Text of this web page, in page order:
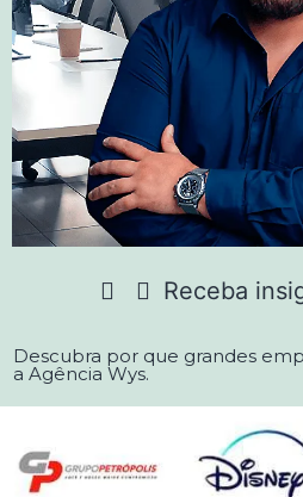
Receba
Descubra por que grandes
a Agência Wys.